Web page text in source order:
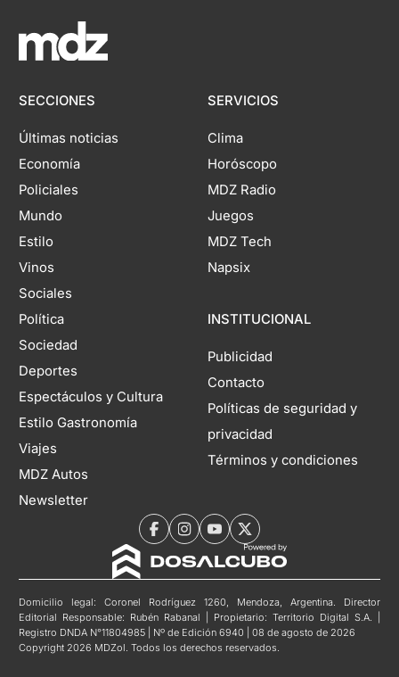
SECCIONES
Últimas noticias
Economía
Policiales
Mundo
Estilo
Vinos
Sociales
Política
Sociedad
Deportes
Espectáculos y Cultura
Estilo Gastronomía
Viajes
MDZ Autos
Newsletter
SERVICIOS
Clima
Horóscopo
MDZ Radio
Juegos
MDZ Tech
Napsix
INSTITUCIONAL
Publicidad
Contacto
Políticas de seguridad y
privacidad
Términos y condiciones
Domicilio legal: Coronel Rodríguez 1260, Mendoza, Argentina. Director
Editorial Responsable: Rubén Rabanal | Propietario: Territorio Digital S.A. |
Registro DNDA N°11804985 | Nº de Edición 6940 | 08 de agosto de 2026
Copyright 2026 MDZol. Todos los derechos reservados.